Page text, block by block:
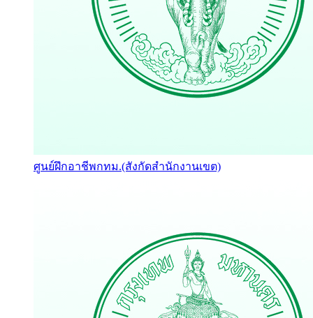
ศูนย์ฝึกอาชีพกทม.(สังกัดสำนักงานเขต)